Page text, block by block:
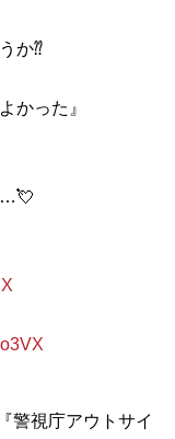
か⁇
かった』
…💘
警視庁アウトサイ